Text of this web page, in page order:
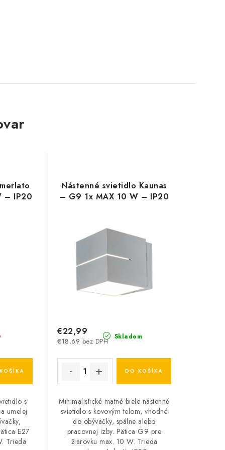
– IP20
s
umelej
E27
Trieda
Nástenné svietidlo Kaunas
– G9 1x MAX 10 W – IP20
Skladom
€18,69 bez DPH
€22,99
DO KOŠÍKA
Minimalistické matné biele nástenné
svietidlo s kovovým telom, vhodné
do obývačky, spálne alebo
pracovnej izby. Pätica G9 pre
žiarovku max. 10 W. Trieda